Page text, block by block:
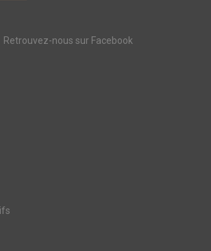
Retrouvez-nous sur Facebook